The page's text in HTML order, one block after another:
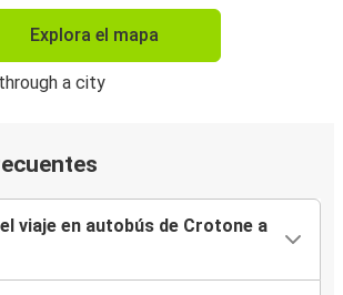
Explora el mapa
viaje en autobús de Crotone a